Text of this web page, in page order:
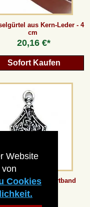
Website
Cookies
aus Kern-Leder - 4
cm
20,16 €*
Sofort Kaufen
Wikinger-Ortband
5,03 €*